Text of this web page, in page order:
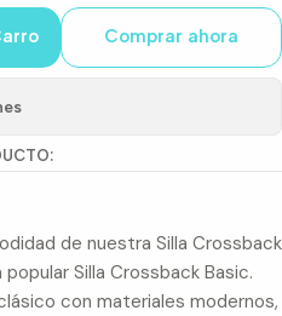
Comprar ahora
de nuestra Silla Crossback
Silla Crossback Basic.
con materiales modernos,